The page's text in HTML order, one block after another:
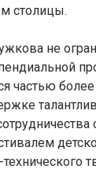
столицы.
не
частью